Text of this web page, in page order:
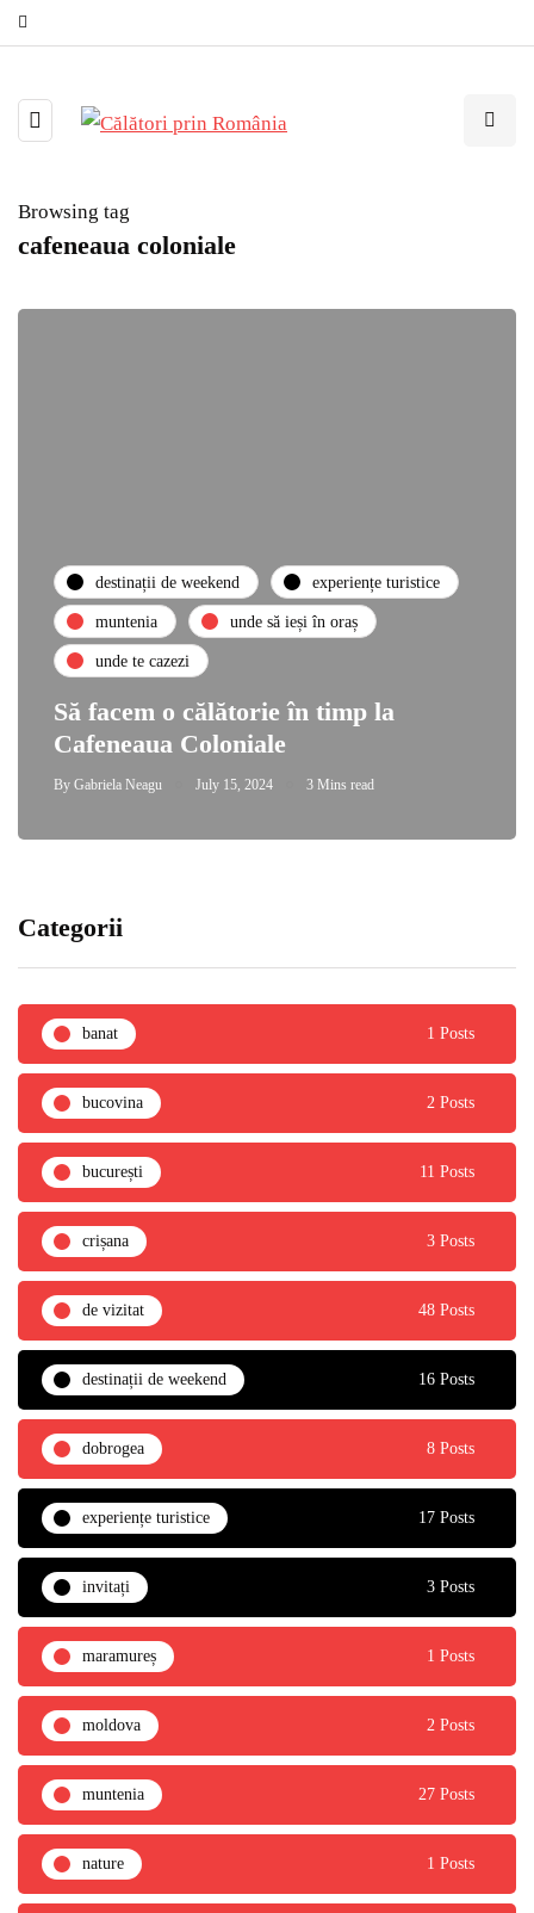
Browsing tag
cafeneaua coloniale
destinații de weekend experiențe turistice
muntenia unde să ieși în oraș
unde te cazezi
Să facem o călătorie în timp la
Cafeneaua Coloniale
By Gabriela Neagu July 15, 2024 3 Mins read
Categorii
banat 1 Posts
bucovina 2 Posts
bucurești 11 Posts
crișana 3 Posts
de vizitat 48 Posts
destinații de weekend 16 Posts
dobrogea 8 Posts
experiențe turistice 17 Posts
invitați 3 Posts
maramureș 1 Posts
moldova 2 Posts
muntenia 27 Posts
nature 1 Posts